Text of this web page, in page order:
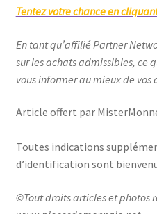
Tentez votre chance en
En tant qu’affilié Partner
sur les achats admissibles, ce
vous informer au mieux de vos
Article offert par
Toutes indications
d’identification sont
©Tout droits articles et photos